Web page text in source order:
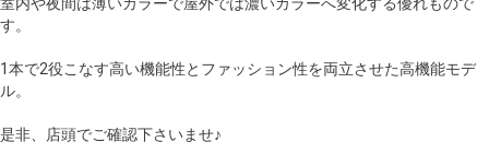
す。
1本で2役こなす高い機能性とファッション性を両立させた高機能モデ
ル。
是非、店頭でご確認下さいませ♪